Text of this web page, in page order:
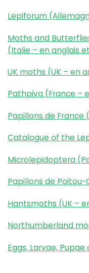
Lepiforum
Moths and
(Italie – en anglais
UK moths (UK – en
Pathpiva (France –
Papillons de France
Catalogue of the
Microlepidoptera
Papillons de
Hantsmoths (UK –
Northumberland
Eggs, Larvae,